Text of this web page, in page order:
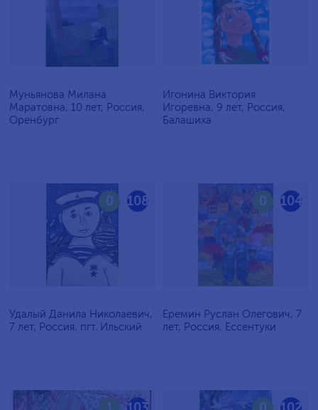
Муньянова Милана
Маратовна, 10 лет, Россия,
Оренбург
Игонина Виктория
Игоревна, 9 лет, Россия,
Балашиха
108
0
Удалый Данила Николаевич,
7 лет, Россия, пгт. Ильский
104
0
Еремин Руслан Олегович, 7
лет, Россия, Ессентуки